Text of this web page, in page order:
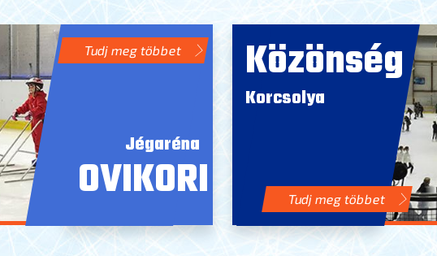
Tudj meg többet
Jégaréna
OVIKORI
Közönség
Korcsolya
Tudj meg többet